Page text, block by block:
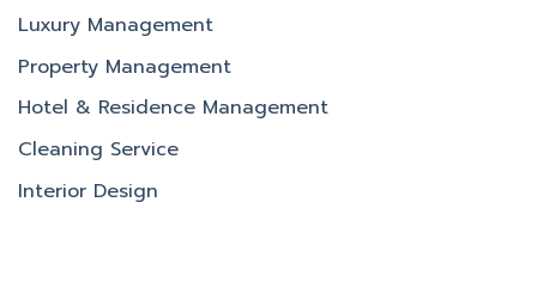
Luxury Management
Property Management
Hotel & Residence Management
Cleaning Service
Interior Design